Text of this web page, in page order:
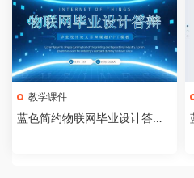
教学课件
蓝色简约物联网毕业设计答辩P